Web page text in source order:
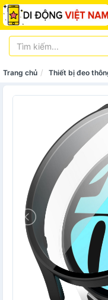
Trang chủ Thiết bị đeo